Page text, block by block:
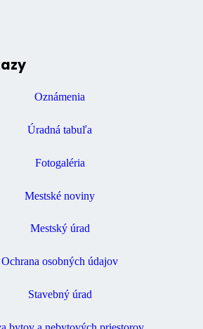
Oznámenia
Úradná tabuľa
Fotogaléria
Mestské noviny
Mestský úrad
Ochrana osobných údajov
Stavebný úrad